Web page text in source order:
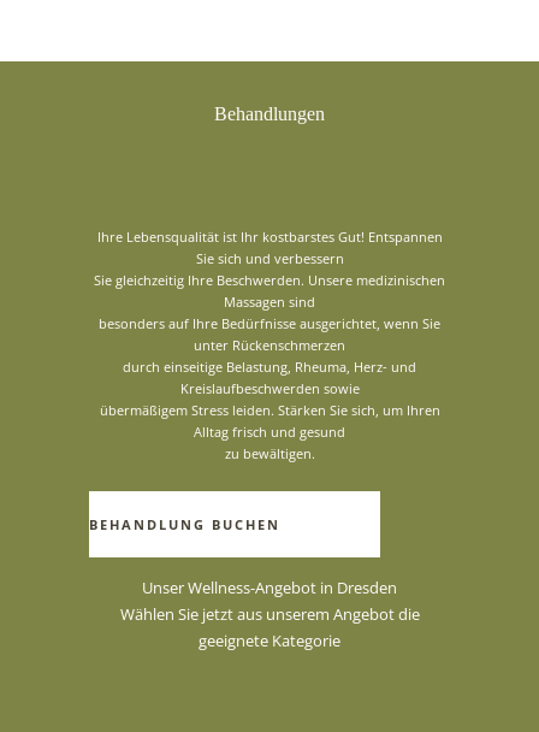
Behandlungen
Ihre Lebensqualität ist Ihr kostbarstes Gut! Entspannen
Sie sich und verbessern
Sie gleichzeitig Ihre Beschwerden. Unsere medizinischen
Massagen sind
besonders auf Ihre Bedürfnisse ausgerichtet, wenn Sie
unter Rückenschmerzen
durch einseitige Belastung, Rheuma, Herz- und
Kreislaufbeschwerden sowie
übermäßigem Stress leiden. Stärken Sie sich, um Ihren
Alltag frisch und gesund
zu bewältigen.
BEHANDLUNG BUCHEN
Unser Wellness-Angebot in Dresden
Wählen Sie jetzt aus unserem Angebot die
geeignete Kategorie